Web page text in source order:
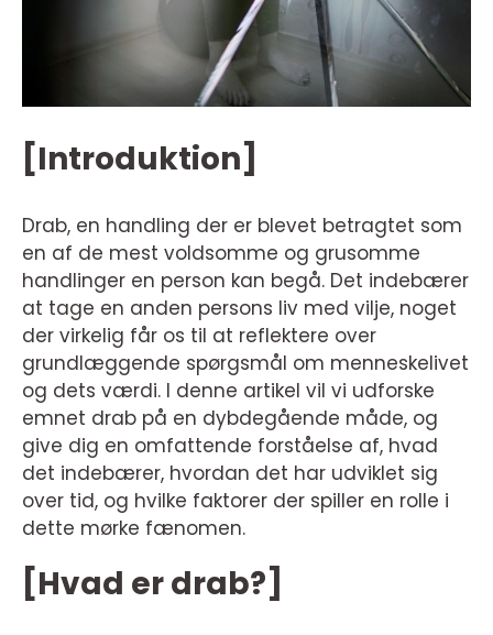
[Introduktion]
Drab, en handling der er blevet betragtet som
en af de mest voldsomme og grusomme
handlinger en person kan begå. Det indebærer
at tage en anden persons liv med vilje, noget
der virkelig får os til at reflektere over
grundlæggende spørgsmål om menneskelivet
og dets værdi. I denne artikel vil vi udforske
emnet drab på en dybdegående måde, og
give dig en omfattende forståelse af, hvad
det indebærer, hvordan det har udviklet sig
over tid, og hvilke faktorer der spiller en rolle i
dette mørke fænomen.
[Hvad er drab?]